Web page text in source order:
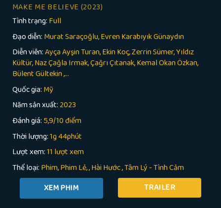
MAKE ME BELIEVE (2023)
Tình trạng: Full
Đạo diễn: Murat Saraçoğlu, Evren Karabıyık Günaydın
Diễn viên:Ayça Ayşin Turan, Ekin Koç, Zerrin Sümer, Yıldız
Kültür, Naz Çağla Irmak, Çağrı Çıtanak, Kemal Okan Özkan,
Bülent Gültekin ,...
Quốc gia: Mỹ
Năm sản xuất: 2023
Đánh giá: 5,9/10 điểm
Thời lượng:1g 44phút
Lượt xem:11 lượt xem
Thể loại: Phim Phim Lẻ ,Hài Hước,Tâm Lý - Tình Cảm
TRAILER